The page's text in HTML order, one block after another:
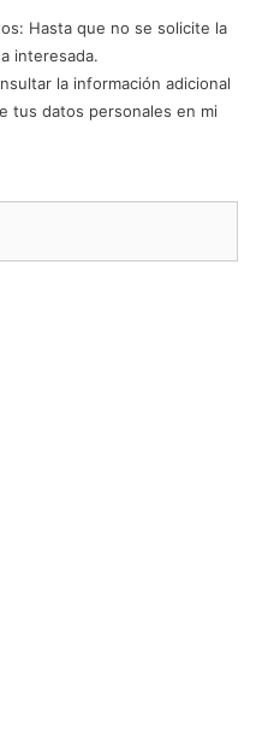
: Hasta que no se solicite la
interesada.
la información adicional
tus datos personales en mi